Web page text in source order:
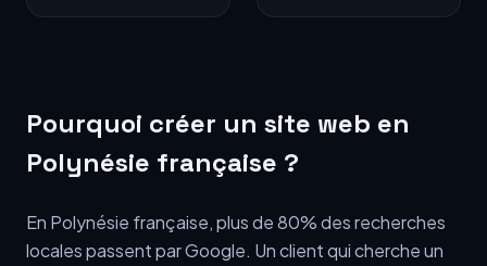
Pourquoi créer un site web en
Polynésie française ?
En Polynésie française, plus de 80% des recherches
locales passent par Google. Un client qui cherche un